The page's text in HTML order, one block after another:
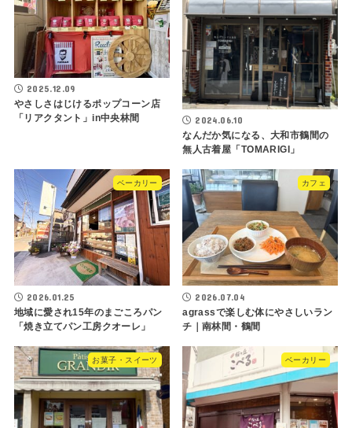
2025.12.09
やさしさはじけるポップコーン店
「リアクタント」in中央林間
2024.06.10
なんだか気になる、大和市鶴間の
無人古着屋「TOMARIGI」
ベーカリー
2026.01.25
地域に愛され15年のまごころパン
「焼き立てパン工房クオーレ」
カフェ
2026.07.04
agrassで楽しむ体にやさしいラン
チ｜南林間・鶴間
お菓子・スイーツ ベーカリー